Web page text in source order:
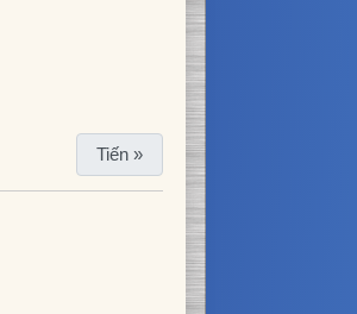
Tiến »